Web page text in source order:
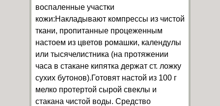
воспаленные участки
кожи:Накладывают компрессы из чистой
ткани, пропитанные процеженным
настоем из цветов ромашки, календулы
или тысячелистника (на протяжении
часа в стакане кипятка держат ст. ложку
сухих бутонов).Готовят настой из 100 г
мелко протертой сырой свеклы и
стакана чистой воды. Средство